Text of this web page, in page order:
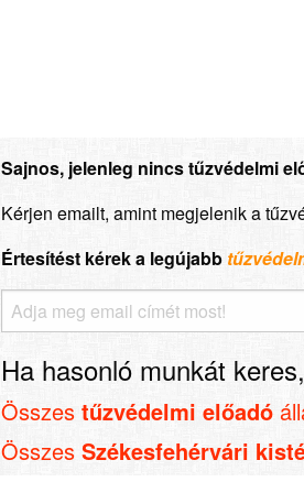
Sajnos, jelenleg nincs tűzvédelmi
Kérjen emailt, amint megjelenik a
Értesítést kérek a legújabb
Ha hasonló munkát
Összes tűzvédelmi előadó
Összes Székesfehérvári